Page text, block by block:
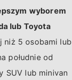
wyborem
lub Toyota
niż 5 osobami lub
południe od
SUV lub minivan